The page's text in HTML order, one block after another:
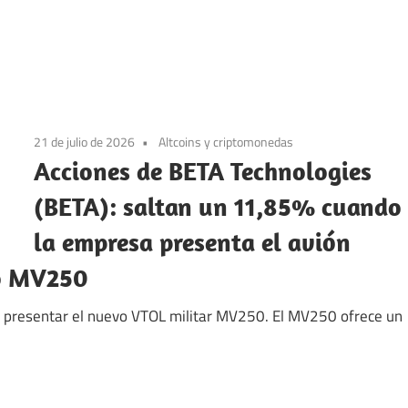
21 de julio de 2026 Altcoins y criptomonedas
Acciones de BETA Technologies
(BETA): saltan un 11,85% cuando
la empresa presenta el avión
el nuevo VTOL militar MV250. El MV250 ofrece un